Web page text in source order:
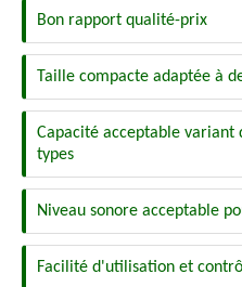
Bon rapport qualité-prix
Taille compacte adaptée à
Capacité acceptable variant
types
Niveau sonore acceptable
Facilité d'utilisation et